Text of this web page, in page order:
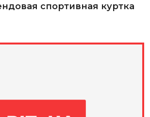
спортивная куртка